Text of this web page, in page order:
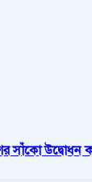
সাঁকো উদ্বোধন